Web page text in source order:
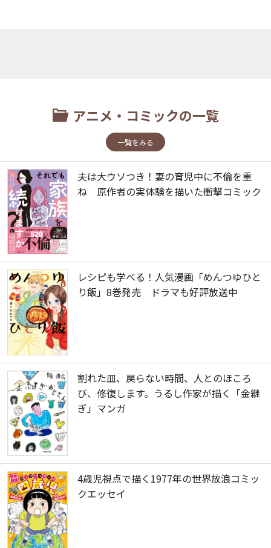
アニメ・コミックの一覧
一覧をみる
夫は大ウソつき！妻の育児中に不倫を重
ね 原作者の実体験を描いた衝撃コミック
レシピも学べる！人気漫画「めんつゆひと
り飯」8巻発売 ドラマも好評放送中
割れた皿、戻らない時間、人とのほころ
び、修復します。うるし作家が描く「金継
ぎ」マンガ
4歳児視点で描く1977年の世界放浪コミッ
クエッセイ